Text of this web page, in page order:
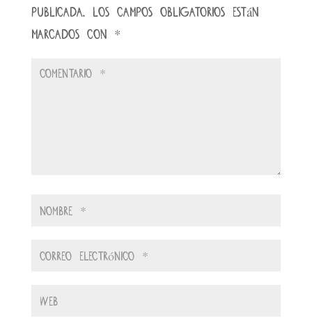
publicada. Los campos obligatorios están
marcados con *